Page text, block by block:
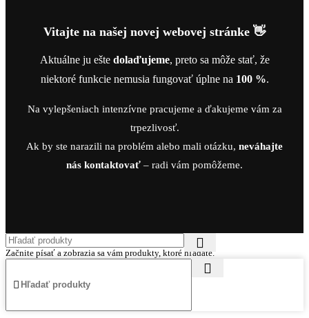
Vitajte na našej novej webovej stránke 👋
Aktuálne ju ešte dolaďujeme, preto sa môže stať, že
niektoré funkcie nemusia fungovať úplne na 100 %.
Na vylepšeniach intenzívne pracujeme a ďakujeme vám za
trpezlivosť.
Ak by ste narazili na problém alebo mali otázku, neváhajte
nás kontaktovať – radi vám pomôžeme.
Začnite písať a zobrazia sa vám produkty, ktoré hľadáte.